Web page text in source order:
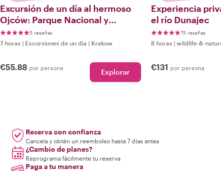
Excursión de un día al hermoso
Ojców: Parque Nacional y
Castillos5 reseñas
7 horas | Excursiones de un dia | Krakow
€55.88 por persona Explorar
Experiencia
el río Dunajec
75 reseñas
8 horas | wildlife-&-
€131 por persona
Reserva con confianza
Cancela y obtén un reembolso hasta 7 días antes
¿Cambio de planes?
Reprograma fácilmente tu reserva
Paga a tu manera